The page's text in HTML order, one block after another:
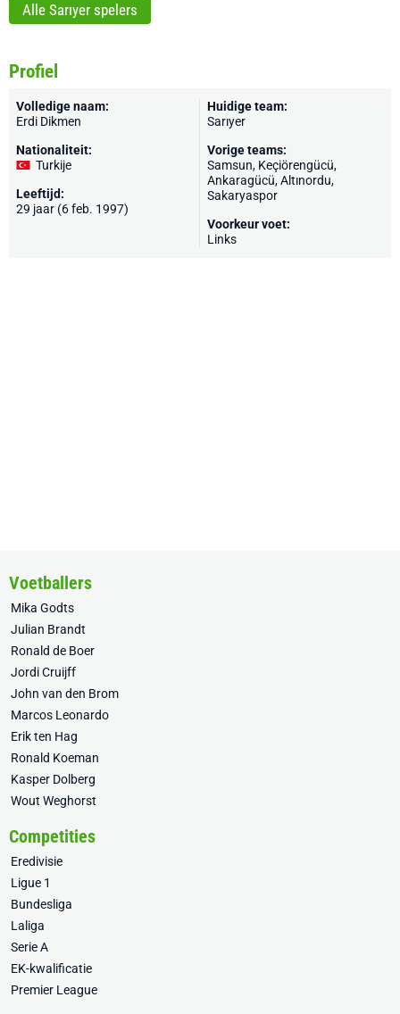
Alle Sarıyer spelers
Profiel
Volledige naam:
Erdi Dikmen
Nationaliteit:
Turkije
Leeftijd:
29 jaar (6 feb. 1997)
Huidige team:
Sarıyer
Vorige teams:
Samsun, Keçiörengücü,
Ankaragücü, Altınordu,
Sakaryaspor
Voorkeur voet:
Links
Voetballers
Mika Godts
Julian Brandt
Ronald de Boer
Jordi Cruijff
John van den Brom
Marcos Leonardo
Erik ten Hag
Ronald Koeman
Kasper Dolberg
Wout Weghorst
Competities
Eredivisie
Ligue 1
Bundesliga
Laliga
Serie A
EK-kwalificatie
Premier League